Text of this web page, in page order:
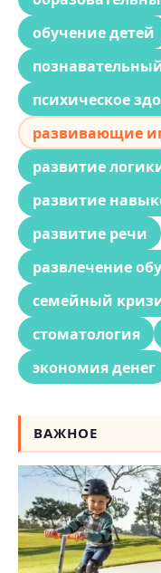
обучение детей
психическое
развивающие
развитие
развитие
развитие речи
развлечение
семейный
стоматология
экономия денег
ВАЖНОЕ